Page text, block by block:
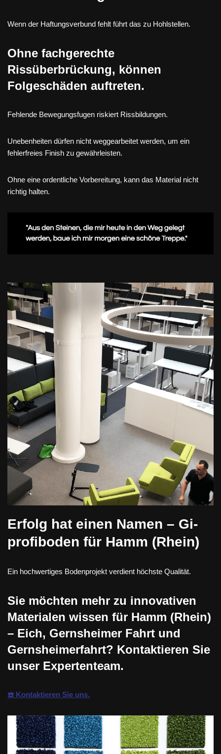
Wenn der Haftungsverbund fehlt führt das zu Hohlstellen.
Ohne fachgerechte
Rissüberbrückung, können
Folgeschäden auftreten.
Fehlende Bewegungsfugen riskiert Rissbildungen.
Unebenheiten dürfen nicht weggearbeitet werden, um ein
fehlerfreies Finish zu gewährleisten.
Ohne eine ordentliche Vorbereitung, kann das Material nicht
richtig halten.
Erfolg hat einen Namen – Gi-
profiboden für Hamm (Rhein)
Ein hochwertiges Bodenprojekt verdient höchste Qualität.
Sie möchten mehr zu innovativen
Materialen wissen für Hamm (Rhein)
– Eich, Gernsheimer Fahrt und
Gernsheimerfahrt? Kontaktieren Sie
unser Expertenteam.
☎️ Kontaktieren Sie uns.